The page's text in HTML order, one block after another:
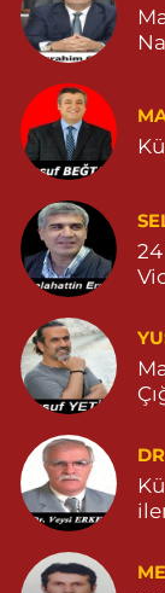
0 (538) 054 41
Huzur
GÜL MAHALLESİ
0 (482) 591 25
Dara
NUR MAHALLESİ
DEVLET
04822125304
0 (482) 212 53
Özdemir
YENİ MAHALLE
0 (482) 541 31 21